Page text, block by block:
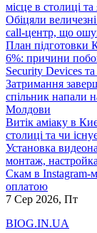
місце в столиці
Обіцяли
call-центр, що
План підготовки
6%: причини
Security Devices
Затримання
спільник напали
Молдови
Витік аміаку в
столиці та чи
Установка
монтаж, настройка
Скам в Instagram-
оплатою
7 Сер 2026, Пт
BIOG.IN.UA